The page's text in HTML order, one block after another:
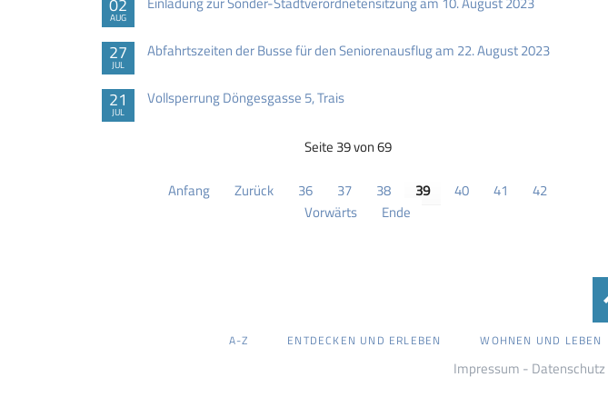
AUG
27
JUL
Abfahrtszeiten der Busse für den Seniorenausflug am 22. August 2023
21
JUL
Vollsperrung Döngesgasse 5, Trais
Seite 39 von 69
Anfang Zurück 36 37 38 39 40 41
42
Vorwärts
Ende
ÜBERSPRINGEN
A-Z ENTDECKEN UND ERLEBEN WOHNEN UND LEBEN
Impressum - Datenschutz